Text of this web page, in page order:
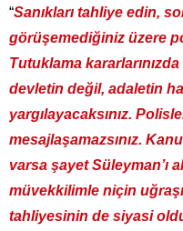
“Sanıkları tahliye edin,
görüşemediğiniz üzere
Tutuklama
devletin değil, adaletin
yargılayacaksınız.
mesajlaşamazsınız.
varsa şayet Süleyman’ı
müvekkilimle niçin
tahliyesinin de siyasi